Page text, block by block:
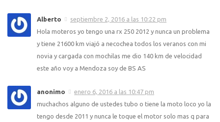
Alberto
septiembre 2, 2016 a las 10:22 pm
Hola moteros yo tengo una rx 250 2012 y nunca un problema
y tiene 21600 km viajó a necochea todos los veranos con mi
novia y cargada con mochilas me dio 140 km de velocidad
este año voy a Mendoza soy de BS AS
anonimo
enero 6, 2016 a las 10:47 pm
muchachos alguno de ustedes tubo o tiene la moto loco yo la
tengo desde 2011 y nunca le toque el motor solo mas q para